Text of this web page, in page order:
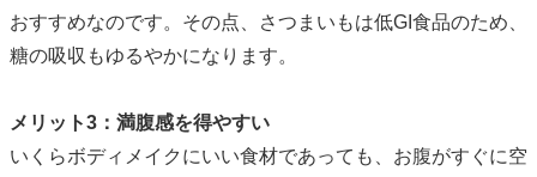
おすすめなのです。その点、さつまいもは低GI食品のため、
糖の吸収もゆるやかになります。
メリット3：満腹感を得やすい
いくらボディメイクにいい食材であっても、お腹がすぐに空